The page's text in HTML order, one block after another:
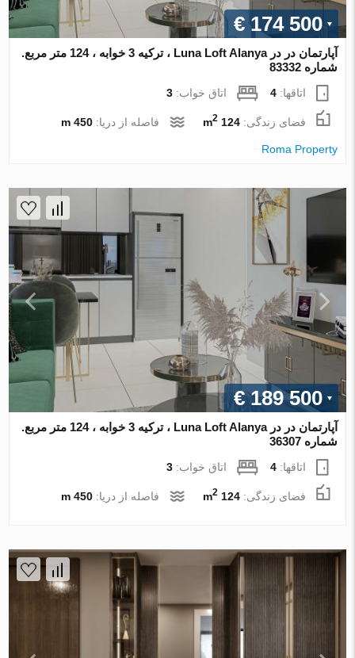
€ 174 500
آپارتمان در در Luna Loft Alanya ، ترکیه 3 خوابه ، 124 متر مربع.
شماره 83332
اتاقها:4 اتاق خواب:3
فضای زندگی:124 m
2 فاصله از دریا:450 m
Roma Property
€ 189 500
آپارتمان در در Luna Loft Alanya ، ترکیه 3 خوابه ، 124 متر مربع.
شماره 36307
اتاقها:4 اتاق خواب:3
فضای زندگی:124 m
2 فاصله از دریا:450 m